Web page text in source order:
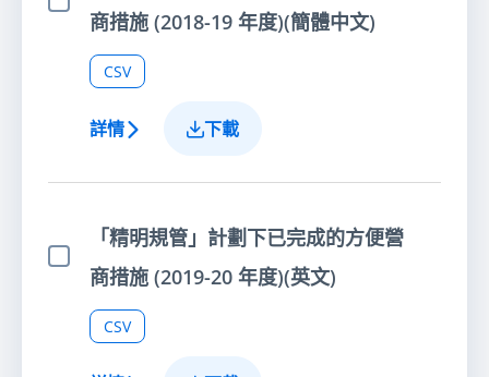
選擇項目商措施 (2018-19 年度)(簡體中文)
CSV
詳情 下載
選擇項目
「精明規管」計劃下已完成的方便營
商措施 (2019-20 年度)(英文)
CSV